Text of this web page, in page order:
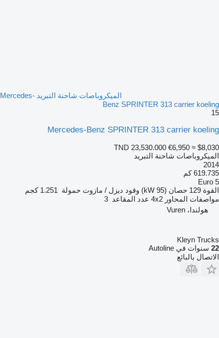
الميكروباصات شاحنة التبريد Mercedes-
Benz SPRINTER 313 carrier koeling
15
Mercedes-Benz SPRINTER 313 carrier koeling
TND 23,530.000 €6,950 ≈ $8,030
الميكروباصات شاحنة التبريد
2014
619.735 كم
Euro 5
القوة 129 حصان (95 kW) وقود ديزل / مازوت حمولة 1.251 كجم
مواصفات المحاور 4x2 عدد المقاعد 3
هولندا، Vuren
Kleyn Trucks
22 سنوات في Autoline
الاتصال بالبائع